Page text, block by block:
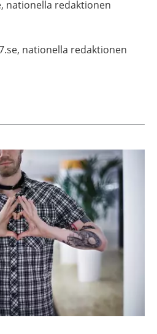
nationella redaktionen
nationella redaktionen